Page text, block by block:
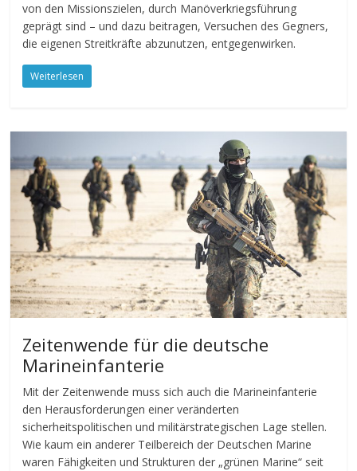
von den Missionszielen, durch Manöverkriegsführung
geprägt sind – und dazu beitragen, Versuchen des Gegners,
die eigenen Streitkräfte abzunutzen, entgegenwirken.
Weiterlesen
Zeitenwende für die deutsche
Marineinfanterie
Mit der Zeitenwende muss sich auch die Marineinfanterie
den Herausforderungen einer veränderten
sicherheitspolitischen und militärstrategischen Lage stellen.
Wie kaum ein anderer Teilbereich der Deutschen Marine
waren Fähigkeiten und Strukturen der „grünen Marine“ seit